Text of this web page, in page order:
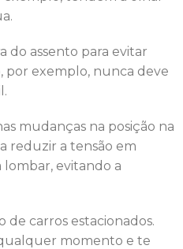
do assento para evitar
por exemplo, nunca deve
mudanças na posição na
reduzir a tensão em
lombar, evitando a
de carros estacionados.
momento e te